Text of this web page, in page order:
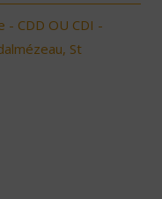
- CDD OU CDI -
St